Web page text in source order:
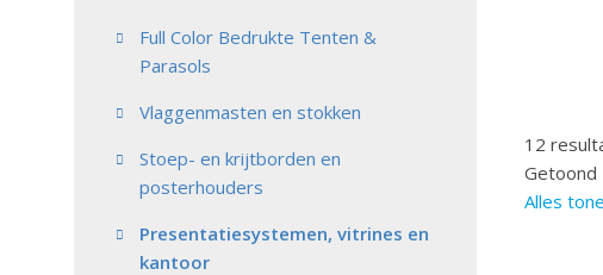
Full Color Bedrukte Tenten &
Parasols
Vlaggenmasten en stokken
Stoep- en krijtborden en
posterhouders
Presentatiesystemen, vitrines en
kantoor
12
Getoond
Alles